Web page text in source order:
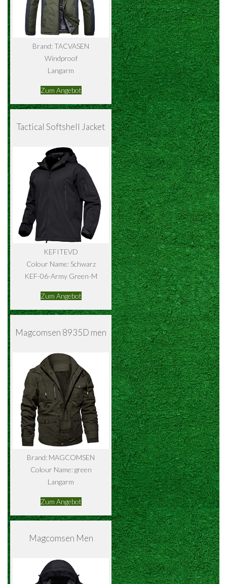
Brand: TACVASEN
Windproof
Langarm
Zum Angebot
Tactical Softshell Jacket
KEFITEVD
Colour Name: Schwarz
KEF-06-Army Green-M
Zum Angebot
Magcomsen 8935D men
Brand: MAGCOMSEN
Colour Name: green
Langarm
Zum Angebot
Magcomsen Men